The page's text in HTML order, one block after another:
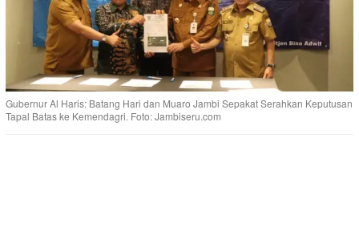
Gubernur Al Haris: Batang Hari dan Muaro Jambi Sepakat Serahkan Keputusan
Tapal Batas ke Kemendagri. Foto: Jambiseru.com